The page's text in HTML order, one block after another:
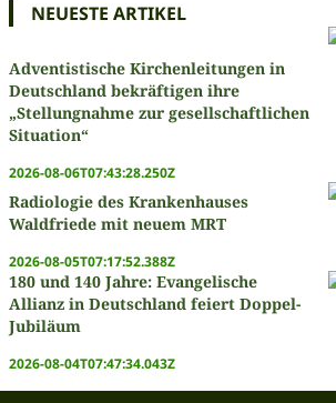
NEUESTE ARTIKEL
Adventistische Kirchenleitungen in
Deutschland bekräftigen ihre
„Stellungnahme zur gesellschaftlichen
Situation“
2026-08-06T07:43:28.250Z
Radiologie des Krankenhauses
Waldfriede mit neuem MRT
2026-08-05T07:17:52.388Z
180 und 140 Jahre: Evangelische
Allianz in Deutschland feiert Doppel-
Jubiläum
2026-08-04T07:47:34.043Z